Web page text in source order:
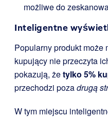
możliwe do
Inteligentne
Popularny produkt może
kupujący nie przeczyta
pokazują, żetylko 5%
przechodzi pozadrugą
W tym miejscu